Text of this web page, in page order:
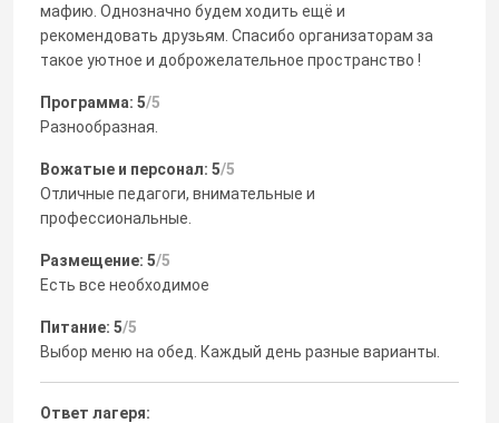
мафию. Однозначно будем ходить ещё и
рекомендовать друзьям. Спасибо организаторам за
такое уютное и доброжелательное пространство !
Программа: 5/5
Разнообразная.
Вожатые и персонал: 5/5
Отличные педагоги, внимательные и
профессиональные.
Размещение: 5/5
Есть все необходимое
Питание: 5/5
Выбор меню на обед. Каждый день разные варианты.
Ответ лагеря: